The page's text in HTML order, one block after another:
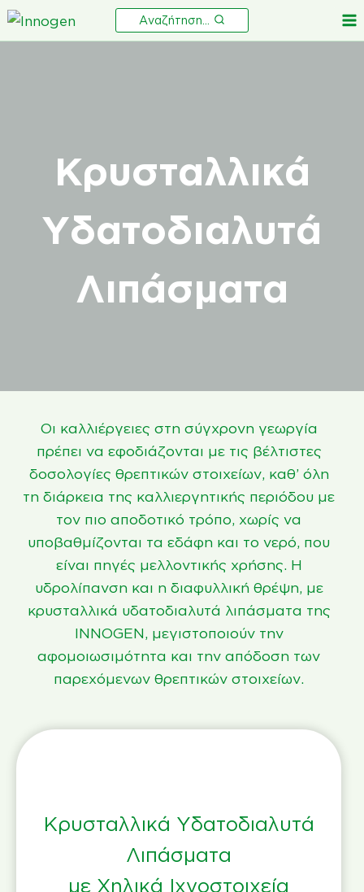
Skip
Αναζήτηση...
Κρυσταλλικά
Υδατοδιαλυτά
Λιπάσματα
Οι καλλιέργειες στη σύγχρονη γεωργία
πρέπει να εφοδιάζονται με τις βέλτιστες
δοσολογίες θρεπτικών στοιχείων, καθ’ όλη
τη διάρκεια της καλλιεργητικής περιόδου με
τον πιο αποδοτικό τρόπο, χωρίς να
υποβαθμίζονται τα εδάφη και το νερό, που
είναι πηγές μελλοντικής χρήσης. Η
υδρολίπανση και η διαφυλλική θρέψη, με
κρυσταλλικά υδατοδιαλυτά λιπάσματα της
INNOGEN, μεγιστοποιούν την
αφομοιωσιμότητα και την απόδοση των
παρεχόμενων θρεπτικών στοιχείων.
Κρυσταλλικά Υδατοδιαλυτά
Λιπάσματα
με Χηλικά Ιχνοστοιχεία